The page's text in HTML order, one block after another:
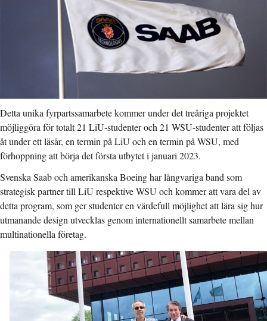
Detta unika fyrpartssamarbete kommer under det treåriga projektet
möjliggöra för totalt 21 LiU-studenter och 21 WSU-studenter att följas
åt under ett läsår, en termin på LiU och en termin på WSU, med
förhoppning att börja det första utbytet i januari 2023.
Svenska Saab och amerikanska Boeing har långvariga band som
strategisk partner till LiU respektive WSU och kommer att vara del av
detta program, som ger studenter en värdefull möjlighet att lära sig hur
utmanande design utvecklas genom internationellt samarbete mellan
multinationella företag.